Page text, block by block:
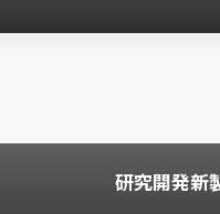
研究開発新